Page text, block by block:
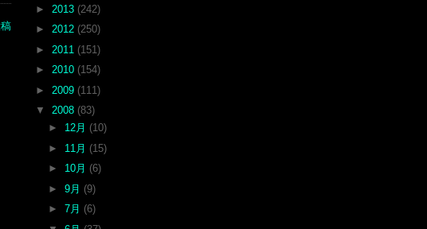
► 2013 (242)
► 2012 (250)
► 2011 (151)
► 2010 (154)
► 2009 (111)
▼ 2008 (83)
► 12月 (10)
► 11月 (15)
► 10月 (6)
► 9月 (9)
► 7月 (6)